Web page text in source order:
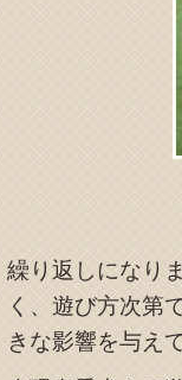
繰り返しになり
く、遊び方次第
きな影響を与え